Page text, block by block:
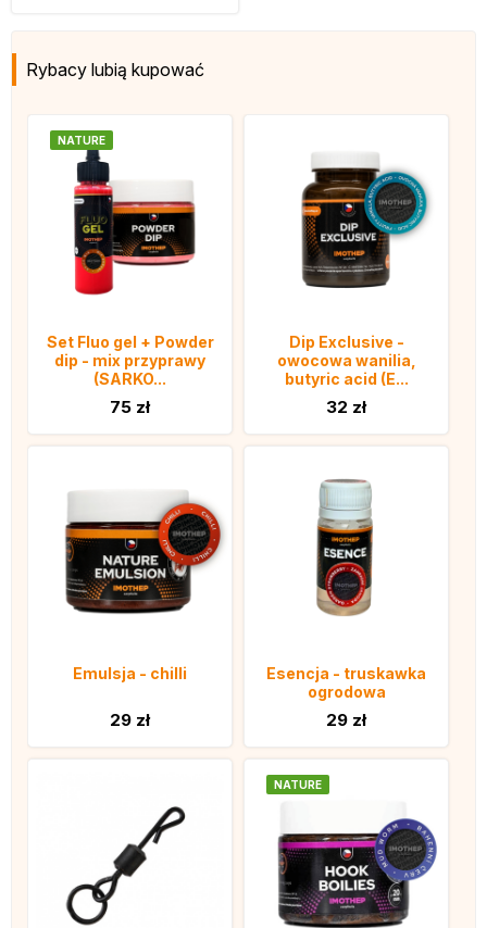
Rybacy lubią kupować
NATURE
Set Fluo gel + Powder
dip - mix przyprawy
(SARKO...
75 zł
Dip Exclusive -
owocowa wanilia,
butyric acid (E...
32 zł
Emulsja - chilli
29 zł
Esencja - truskawka
ogrodowa
29 zł
NATURE